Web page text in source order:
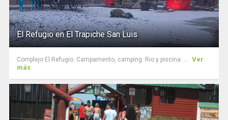
El Refugio en El Trapiche San Luis
Complejo El Refugio. Campamento, camping. Rio y piscina. ... Ver
más